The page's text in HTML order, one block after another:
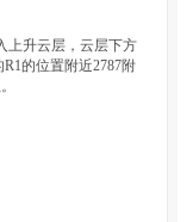
上升云层，云层下方
的位置附近2787附